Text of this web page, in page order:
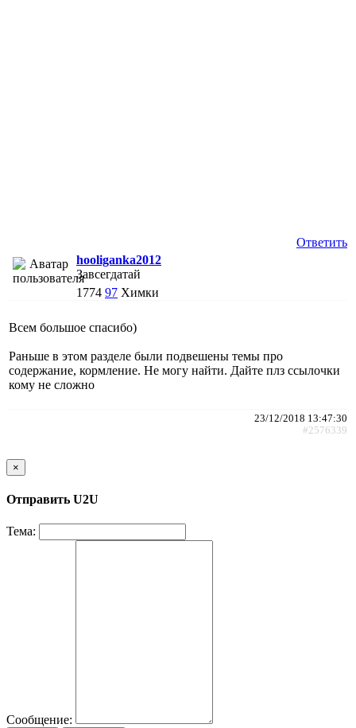
Ответить
hooliganka2012
Завсегдатай
1774 97 Химки
Всем большое спасибо)
Раньше в этом разделе были подвешены темы про
содержание, кормление. Не могу найти. Дайте плз ссылочки
кому не сложно
23/12/2018 13:47:30
#2576339
×
Отправить U2U
Тема:
Сообщение: